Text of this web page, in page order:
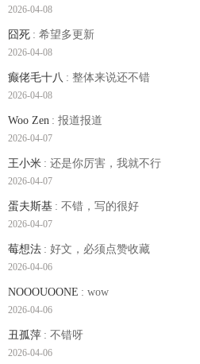
2026-04-08
囧死 : 希望多更新
2026-04-08
癫佬毛十八 : 整体来说还不错
2026-04-08
Woo Zen : 报道报道
2026-04-07
王小米 : 还是你厉害，我就不行
2026-04-07
蛋夫斯基 : 不错，写的很好
2026-04-07
莓想法 : 好文，必须点赞收藏
2026-04-06
NOOOUOONE : wow
2026-04-06
丑孤萍 : 不错呀
2026-04-06